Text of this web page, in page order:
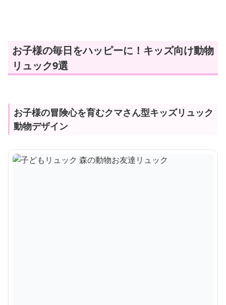
お子様の毎日をハッピーに！キッズ向け動物
リュック9選
お子様の冒険心を育むクマさん型キッズリュック
動物デザイン